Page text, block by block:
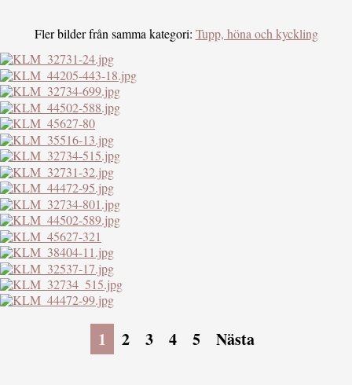
Fler bilder från samma kategori: Tupp, höna och kyckling
1 2 3 4 5 Nästa